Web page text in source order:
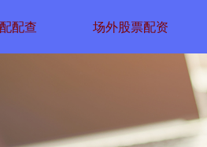
配配查 场外股票配资